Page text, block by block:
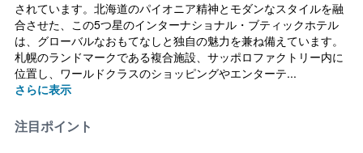
されています。北海道のパイオニア精神とモダンなスタイルを融
合させた、この5つ星のインターナショナル・ブティックホテル
は、グローバルなおもてなしと独自の魅力を兼ね備えています。
札幌のランドマークである複合施設、サッポロファクトリー内に
位置し、ワールドクラスのショッピングやエンターテ...
さらに表示
注目ポイント